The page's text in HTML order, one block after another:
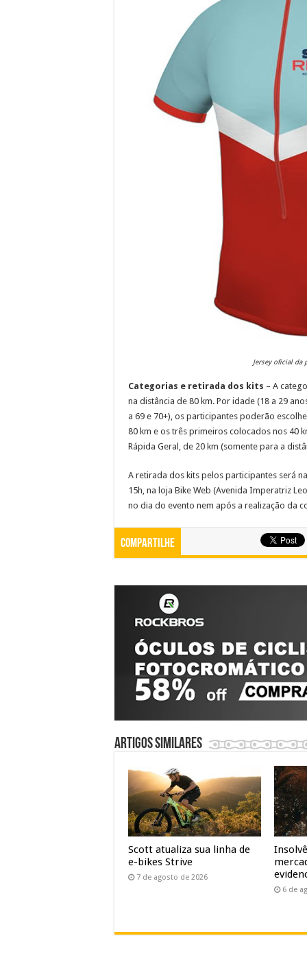
Jersey oficial da
Categorias e retirada dos kits – A
na distância de 80 km. Por idade (18 a 29
a 69 e 70+), os participantes poderão
80 km e os três primeiros colocados nos 40
Rápida Geral, de 20 km (somente para a
A retirada dos kits pelos participantes será
15h, na loja Bike Web (Avenida Imperatriz
no dia do evento nem após a realização da
Compartilhe
Artigos similares
Scott atualiza sua linha de
e-bikes Strive
7 de agosto de 2026
6 de